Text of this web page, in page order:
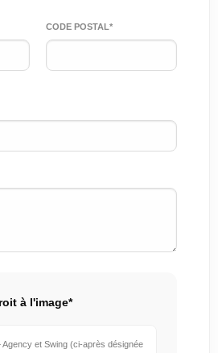
CODE POSTAL*
à l'image*
Agency et Swing (ci-après désignée